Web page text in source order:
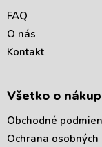
FAQ
O nás
Kontakt
Všetko o
Obchodné
Ochrana